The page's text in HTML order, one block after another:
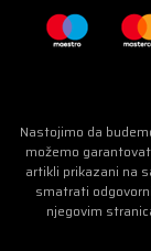
Nastojimo da
možemo
artikli prikazani na
smatrati
njegovim